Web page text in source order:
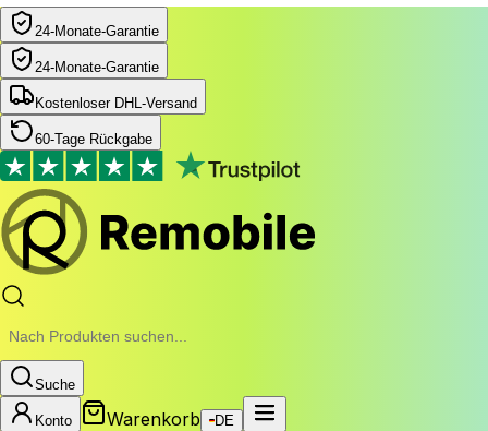
24‑Monate‑Garantie
24‑Monate‑Garantie
Kostenloser DHL-Versand
60-Tage Rückgabe
Suche
Konto Warenkorb DE